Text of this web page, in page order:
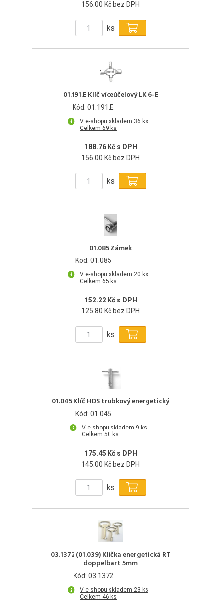
156.00 Kč bez DPH
ks
01.191.E Klíč víceúčelový LK 6-E
Kód: 01.191.E
V e-shopu skladem 36 ks
Celkem 69 ks
188.76 Kč s DPH
156.00 Kč bez DPH
ks
01.085 Zámek
Kód: 01.085
V e-shopu skladem 20 ks
Celkem 65 ks
152.22 Kč s DPH
125.80 Kč bez DPH
ks
01.045 Klíč HDS trubkový energetický
Kód: 01.045
V e-shopu skladem 9 ks
Celkem 50 ks
175.45 Kč s DPH
145.00 Kč bez DPH
ks
03.1372 (01.039) Klička energetická RT
doppelbart 5mm
Kód: 03.1372
V e-shopu skladem 23 ks
Celkem 46 ks